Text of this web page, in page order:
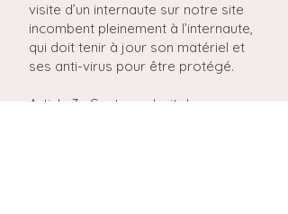
visite d’un internaute sur notre site
incombent pleinement à l’internaute,
qui doit tenir à jour son matériel et
ses anti-virus pour être protégé.
Article 3 : Contenu, droit des